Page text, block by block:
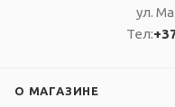
ул.
Тел:
О МАГАЗИНЕ